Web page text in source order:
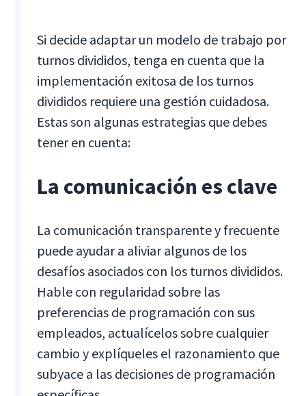
Si decide adaptar un modelo de trabajo por
turnos divididos, tenga en cuenta que la
implementación exitosa de los turnos
divididos requiere una gestión cuidadosa.
Estas son algunas estrategias que debes
tener en cuenta:
La comunicación es clave
La comunicación transparente y frecuente
puede ayudar a aliviar algunos de los
desafíos asociados con los turnos divididos.
Hable con regularidad sobre las
preferencias de programación con sus
empleados, actualícelos sobre cualquier
cambio y explíqueles el razonamiento que
subyace a las decisiones de programación